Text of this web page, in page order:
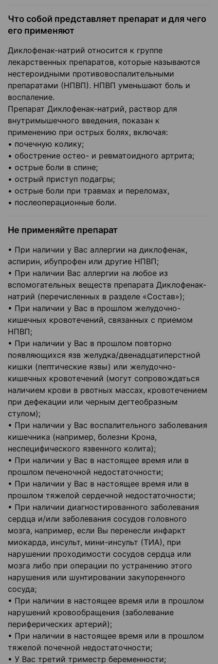
Что собой представляет препарат и для чего
его применяют
Диклофенак-натрий относится к группе
лекарственных препаратов, которые называются
нестероидными противовоспалительными
препаратами (НПВП). НПВП уменьшают боль и
воспаление.
Препарат Диклофенак-натрий, раствор для
внутримышечного введения, показан к
применению при острых болях, включая:
• почечную колику;
• обострение остео- и ревматоидного артрита;
• острые боли в спине;
• острый приступ подагры;
• острые боли при травмах и переломах,
• послеоперационные боли.
Не применяйте препарат
• При наличии у Вас аллергии на диклофенак,
аспирин, ибупрофен или другие НПВП;
• При наличии Вас аллергии на любое из
вспомогательных веществ препарата Диклофенак-
натрий (перечисленных в разделе «Состав»);
• При наличии у Вас в прошлом желудочно-
кишечных кровотечений, связанных с приемом
НПВП;
• При наличии у Вас в прошлом повторно
появляющихся язв желудка/двенадцатиперстной
кишки (пептические язвы) или желудочно-
кишечных кровотечений (могут сопровождаться
наличием крови в рвотных массах, кровотечением
при дефекации или черным дегтеобразным
стулом);
• При наличии у Вас воспалительного заболевания
кишечника (например, болезни Крона,
неспецифического язвенного колита);
• При наличии у Вас в настоящее время или в
прошлом печеночной недостаточности;
• При наличии у Вас в настоящее время или в
прошлом тяжелой сердечной недостаточности;
• При наличии диагностированного заболевания
сердца и/или заболевания сосудов головного
мозга, например, если Вы перенесли инфаркт
миокарда, инсульт, мини-инсульт (ТИА), при
нарушении проходимости сосудов сердца или
мозга либо при операции по устранению этого
нарушения или шунтировании закупоренного
сосуда;
• При наличии в настоящее время или в прошлом
нарушений кровообращения (заболевание
периферических артерий);
• При наличии в настоящее время или в прошлом
тяжелой почечной недостаточности;
• У Вас третий триместр беременности;